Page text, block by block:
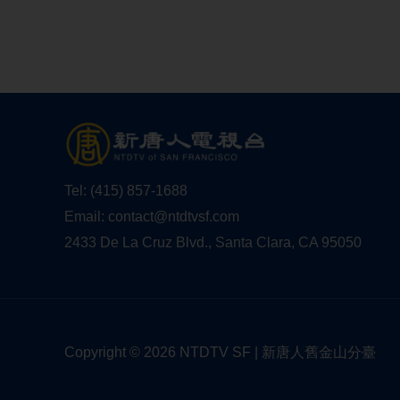
Tel: (415) 857-1688
Email: contact@ntdtvsf.com
2433 De La Cruz Blvd., Santa Clara, CA 95050
Copyright © 2026 NTDTV SF | 新唐人舊金山分臺